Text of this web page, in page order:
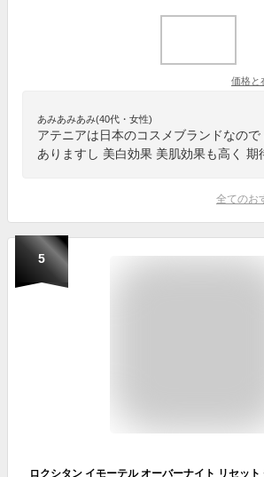
価格と
あみあみあみ(40代・女性)
アテニアは日本のコスメブランドなの
ありますし 美白効果 美肌効果も高く 期
全てのお
5